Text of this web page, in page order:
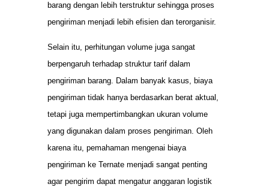
barang dengan lebih terstruktur sehingga proses
pengiriman menjadi lebih efisien dan terorganisir.
Selain itu, perhitungan volume juga sangat
berpengaruh terhadap struktur tarif dalam
pengiriman barang. Dalam banyak kasus, biaya
pengiriman tidak hanya berdasarkan berat aktual,
tetapi juga mempertimbangkan ukuran volume
yang digunakan dalam proses pengiriman. Oleh
karena itu, pemahaman mengenai biaya
pengiriman ke Ternate menjadi sangat penting
agar pengirim dapat mengatur anggaran logistik